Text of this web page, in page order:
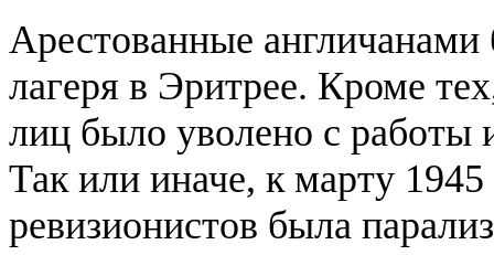
Арестованные
лагеря в Эритрее. Кроме
лиц было уволено с работы
Так или иначе, к марту 1945
ревизионистов была